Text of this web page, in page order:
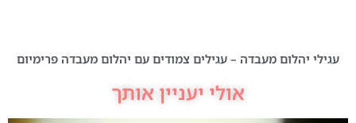
עגילי יהלום מעבדה – עגילים צמודים עם יהלום מעבדה פרימיום
אולי יעניין אותך